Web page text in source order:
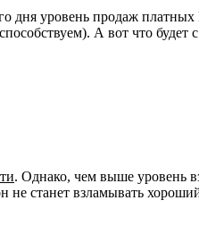
дня уровень продаж
А вот что
. Однако, чем выше уровень
станет взламывать